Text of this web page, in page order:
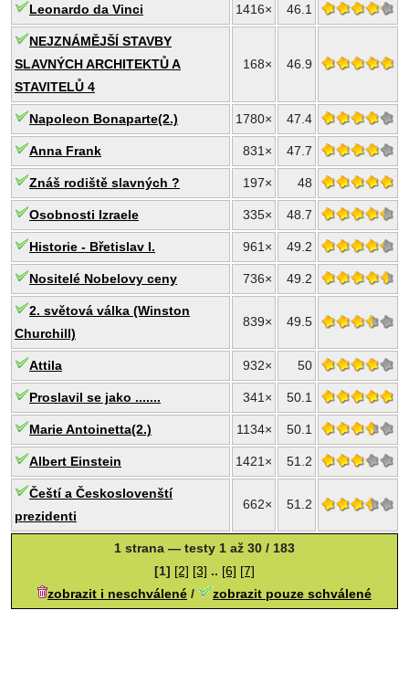
Leonardo da Vinci 1416× 46.1
NEJZNÁMĚJŠÍ STAVBY
SLAVNÝCH ARCHITEKTŮ A
STAVITELŮ 4
168× 46.9
Napoleon Bonaparte(2.) 1780× 47.4
Anna Frank 831× 47.7
Znáš rodiště slavných ? 197× 48
Osobnosti Izraele 335× 48.7
Historie - Břetislav I. 961× 49.2
Nositelé Nobelovy ceny 736× 49.2
2. světová válka (Winston
Churchill)
839× 49.5
Attila 932× 50
Proslavil se jako ....... 341× 50.1
Marie Antoinetta(2.) 1134× 50.1
Albert Einstein 1421× 51.2
Čeští a Českoslovenští
prezidenti
662× 51.2
1 strana — testy 1 až 30 / 183
[1] [2] [3] .. [6] [7]
zobrazit i neschválené / zobrazit pouze schválené